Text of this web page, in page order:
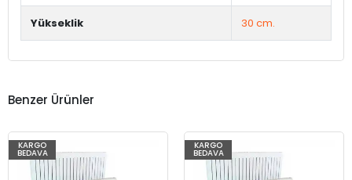
Yükseklik 30 cm.
Benzer Ürünler
KARGO
BEDAVA
KARGO
BEDAVA